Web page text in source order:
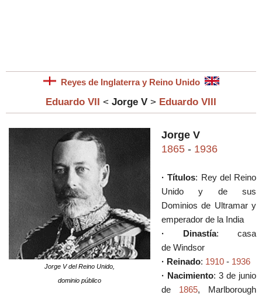
Reyes de Inglaterra y Reino Unido
Eduardo VII < Jorge V > Eduardo VIII
Jorge V del Reino Unido,
dominio público
Jorge V
1865 - 1936
· Títulos: Rey del Reino
Unido y de sus
Dominios de Ultramar y
emperador de la India
· Dinastía: casa
de Windsor
· Reinado: 1910 - 1936
· Nacimiento: 3 de junio
de 1865, Marlborough